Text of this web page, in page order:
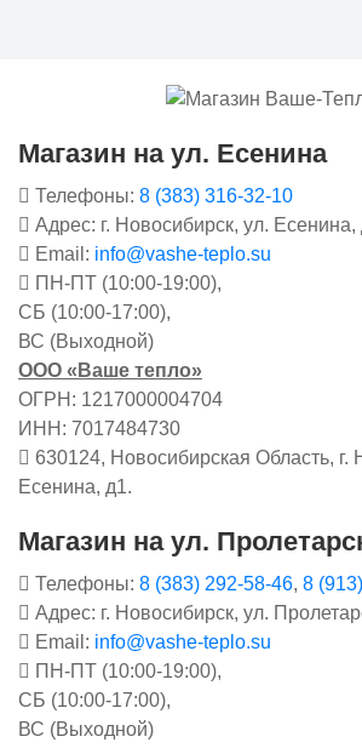
Магазин на ул. Есенина
Телефоны: 8 (383) 316-32-10
Адрес: г. Новосибирск, ул. Есенина,
Email: info@vashe-teplo.su
ПН-ПТ (10:00-19:00),
СБ (10:00-17:00),
ВС (Выходной)
ООО «Ваше тепло»
ОГРН: 1217000004704
ИНН: 7017484730
630124, Новосибирская Область, г.
Есенина, д1.
Магазин на ул.
Телефоны: 8 (383) 292-58-46, 8
Адрес: г. Новосибирск, ул.
Email: info@vashe-teplo.su
ПН-ПТ (10:00-19:00),
СБ (10:00-17:00),
ВС (Выходной)